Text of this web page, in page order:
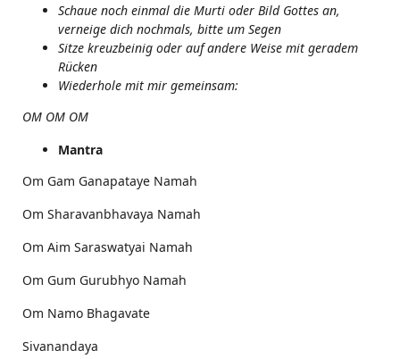
Schaue noch einmal die Murti oder Bild Gottes an,
verneige dich nochmals, bitte um Segen
Sitze kreuzbeinig oder auf andere Weise mit geradem
Rücken
Wiederhole mit mir gemeinsam:
OM OM OM
Mantra
Om Gam Ganapataye Namah
Om Sharavanbhavaya Namah
Om Aim Saraswatyai Namah
Om Gum Gurubhyo Namah
Om Namo Bhagavate
Sivanandaya